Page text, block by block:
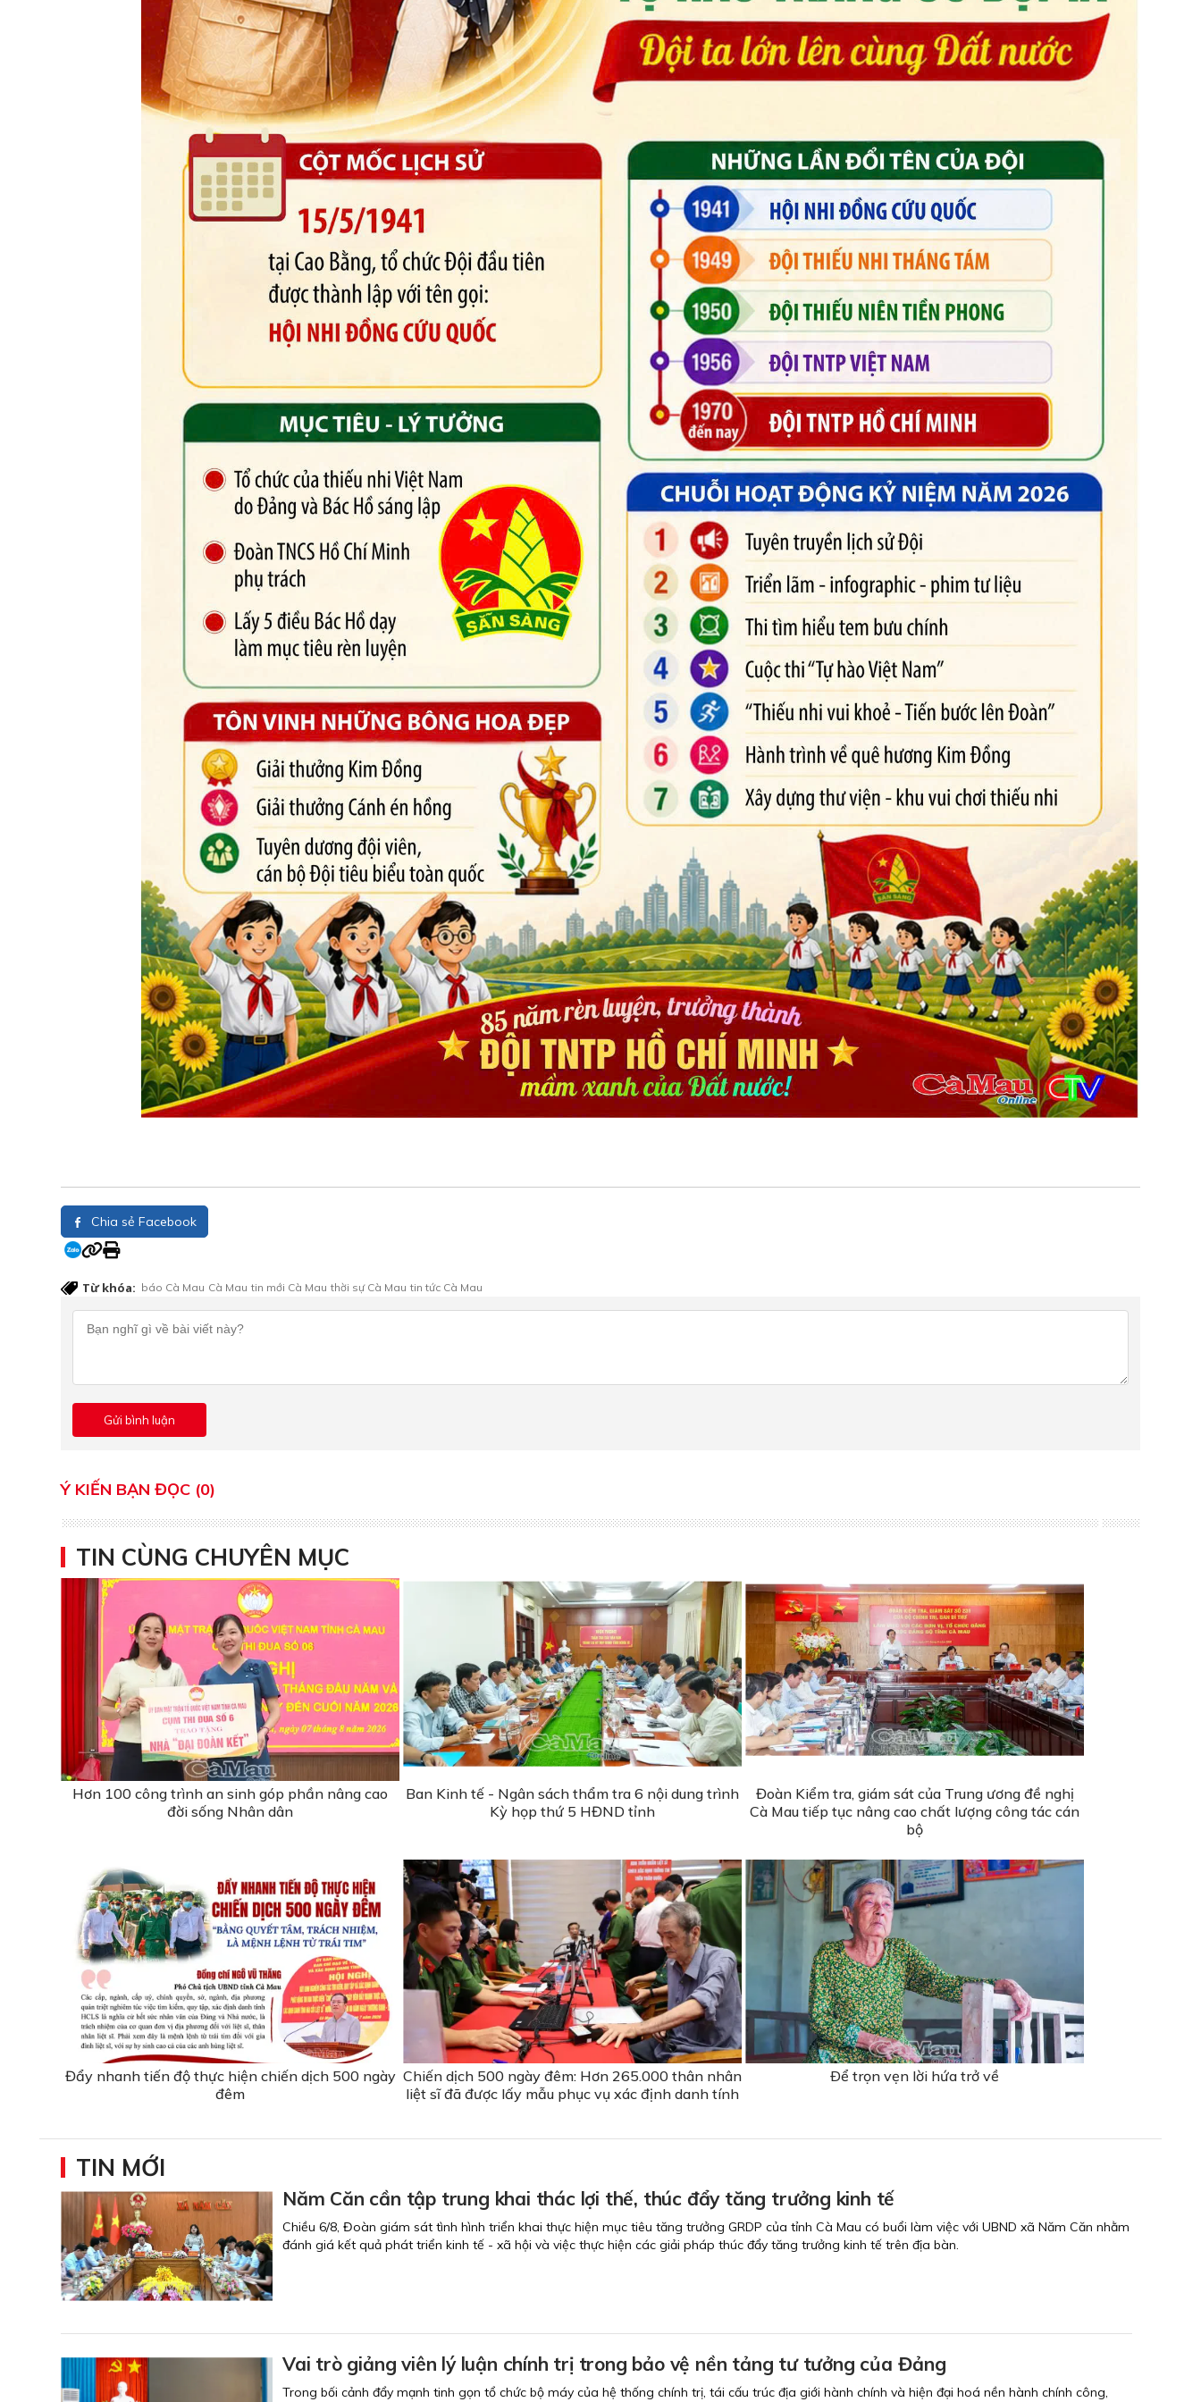
Chia sẻ Facebook
Từ khóa: báo Cà Mau Cà Mau tin mới Cà Mau thời sự Cà Mau tin tức Cà Mau
Ý KIẾN BẠN ĐỌC (0)
TIN CÙNG CHUYÊN MỤC
Hơn 100 công trình an sinh góp phần nâng cao
đời sống Nhân dân
Ban Kinh tế - Ngân sách thẩm tra 6 nội dung trình
Kỳ họp thứ 5 HĐND tỉnh
Đoàn Kiểm tra, giám sát của Trung ương đề nghị
Cà Mau tiếp tục nâng cao chất lượng công tác cán
bộ
Đẩy nhanh tiến độ thực hiện chiến dịch 500 ngày
đêm
Chiến dịch 500 ngày đêm: Hơn 265.000 thân nhân
liệt sĩ đã được lấy mẫu phục vụ xác định danh tính
Ðể trọn vẹn lời hứa trở về
TIN MỚI
Năm Căn cần tập trung khai thác lợi thế, thúc đẩy tăng trưởng kinh tế
Chiều 6/8, Đoàn giám sát tình hình triển khai thực hiện mục tiêu tăng trưởng GRDP của tỉnh Cà Mau có buổi làm việc với UBND xã Năm Căn nhằm
đánh giá kết quả phát triển kinh tế - xã hội và việc thực hiện các giải pháp thúc đẩy tăng trưởng kinh tế trên địa bàn.
Vai trò giảng viên lý luận chính trị trong bảo vệ nền tảng tư tưởng của Đảng
Trong bối cảnh đẩy mạnh tinh gọn tổ chức bộ máy của hệ thống chính trị, tái cấu trúc địa giới hành chính và hiện đại hoá nền hành chính công,